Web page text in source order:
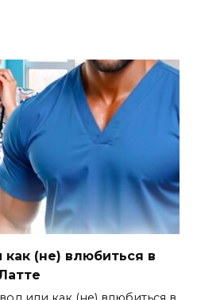
как (не) влюбиться в